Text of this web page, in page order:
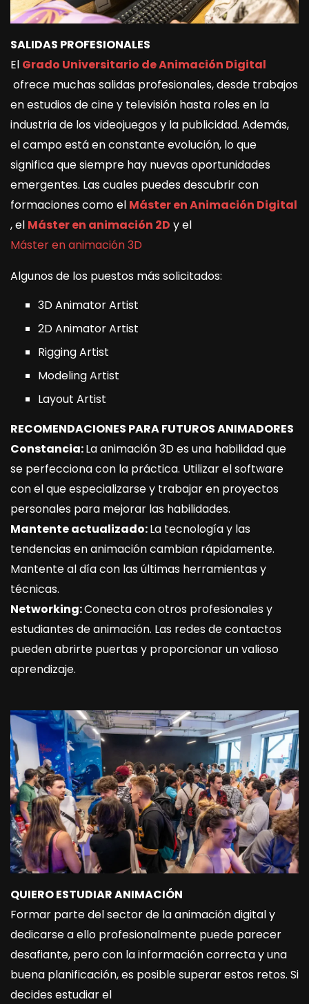
SALIDAS PROFESIONALES
El Grado Universitario de Animación Digital
ofrece muchas salidas profesionales, desde trabajos
en estudios de cine y televisión hasta roles en la
industria de los videojuegos y la publicidad. Además,
el campo está en constante evolución, lo que
significa que siempre hay nuevas oportunidades
emergentes. Las cuales puedes descubrir con
formaciones como el Máster en Animación Digital
, el Máster en animación 2D y el
Máster en animación 3D
Algunos de los puestos más solicitados:
3D Animator Artist
2D Animator Artist
Rigging Artist
Modeling Artist
Layout Artist
RECOMENDACIONES PARA FUTUROS ANIMADORES
Constancia:La animación 3D es una habilidad que
se perfecciona con la práctica. Utilizar el software
con el que especializarse y trabajar en proyectos
personales para mejorar las habilidades.
Mantente actualizado:La tecnología y las
tendencias en animación cambian rápidamente.
Mantente al día con las últimas herramientas y
técnicas.
Networking:Conecta con otros profesionales y
estudiantes de animación. Las redes de contactos
pueden abrirte puertas y proporcionar un valioso
aprendizaje.
QUIERO ESTUDIAR ANIMACIÓN
Formar parte del sector de la animación digital y
dedicarse a ello profesionalmente puede parecer
desafiante, pero con la información correcta y una
buena planificación, es posible superar estos retos. Si
decides estudiar el